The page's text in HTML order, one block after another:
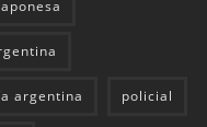
argentina policial